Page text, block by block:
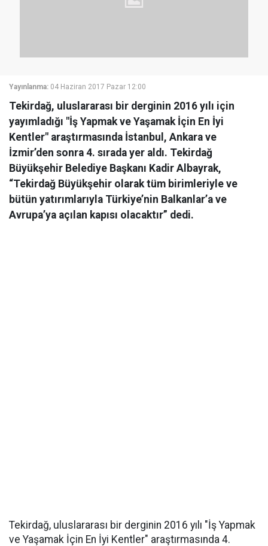
Yayınlanma: 04 Haziran 2017 Pazar 12:00
Tekirdağ, uluslararası bir derginin 2016 yılı için
yayımladığı "İş Yapmak ve Yaşamak İçin En İyi
Kentler" araştırmasında İstanbul, Ankara ve
İzmir’den sonra 4. sırada yer aldı. Tekirdağ
Büyükşehir Belediye Başkanı Kadir Albayrak,
“Tekirdağ Büyükşehir olarak tüm birimleriyle ve
bütün yatırımlarıyla Türkiye’nin Balkanlar’a ve
Avrupa’ya açılan kapısı olacaktır” dedi.
Tekirdağ, uluslararası bir derginin 2016 yılı "İş Yapmak
ve Yaşamak İçin En İyi Kentler" araştırmasında 4.